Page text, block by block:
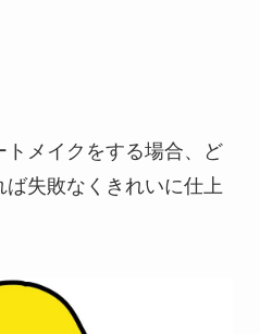
メイクをする場合、
ど
失敗なくきれいに仕上